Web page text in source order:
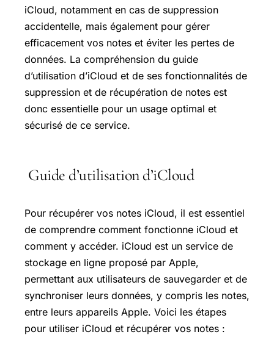
iCloud, notamment en cas de suppression
accidentelle, mais également pour gérer
efficacement vos notes et éviter les pertes de
données. La compréhension du guide
d’utilisation d’iCloud et de ses fonctionnalités de
suppression et de récupération de notes est
donc essentielle pour un usage optimal et
sécurisé de ce service.
Guide d’utilisation d’iCloud
Pour récupérer vos notes iCloud, il est essentiel
de comprendre comment fonctionne iCloud et
comment y accéder. iCloud est un service de
stockage en ligne proposé par Apple,
permettant aux utilisateurs de sauvegarder et de
synchroniser leurs données, y compris les notes,
entre leurs appareils Apple. Voici les étapes
pour utiliser iCloud et récupérer vos notes :